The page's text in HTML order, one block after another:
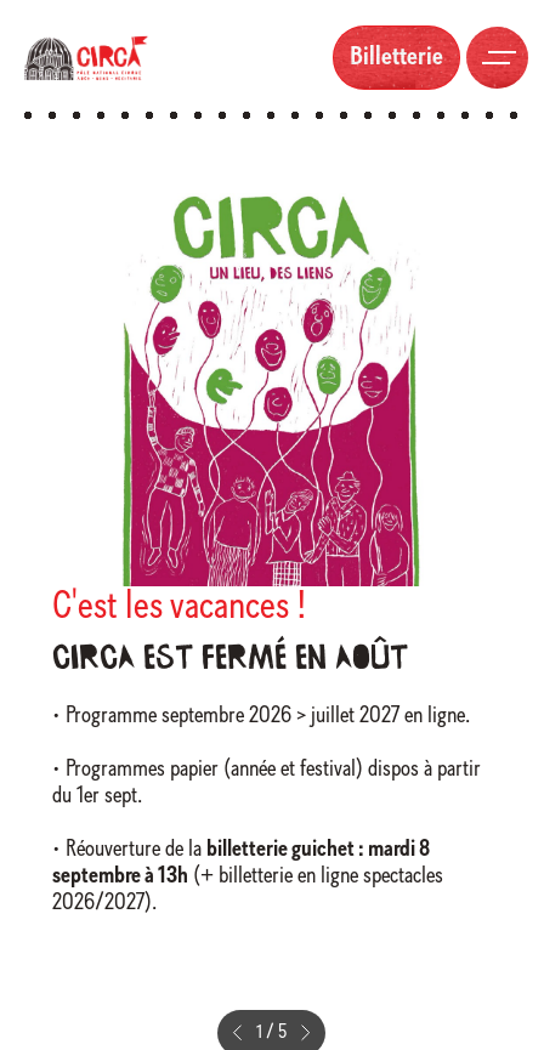
Billetterie
C'est les vacances !
Circa est fermé en août
• Programme septembre 2026 > juillet 2027 en ligne.
• Programmes papier (année et festival) dispos à partir
du 1er sept.
• Réouverture de la billetterie guichet : mardi 8
septembre à 13h (+ billetterie en ligne spectacles
2026/2027).
1 /5